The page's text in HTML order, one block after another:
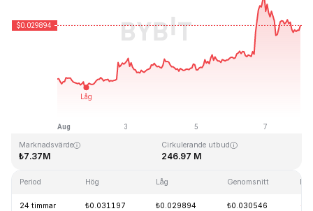
Senast uppdaterad: 2026-08-07, 23:59 GMT+0
₺0.023019
Marknadsvärde
₺7.37M
Cirkulerande utbud
246.97 M
Period Hög Låg Genomsnitt
24 timmar ₺0.031197 ₺0.029894 ₺0.030546 -